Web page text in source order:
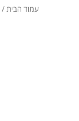
עמוד הבית/